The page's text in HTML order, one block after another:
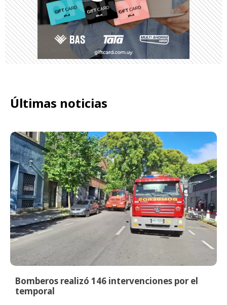
Últimas noticias
Bomberos realizó 146 intervenciones por el
temporal